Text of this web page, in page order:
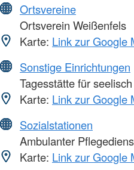
Ortsvereine
Ortsverein Weißenfels
Karte: Link zur Google
Sonstige Einrichtungen
Tagesstätte für
Karte: Link zur Google
Sozialstationen
Ambulanter
Karte: Link zur Google